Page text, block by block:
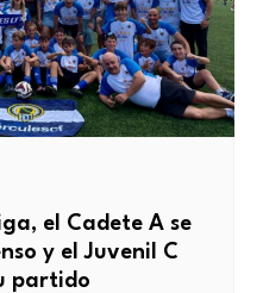
el Cadete A se
y el Juvenil C
partido